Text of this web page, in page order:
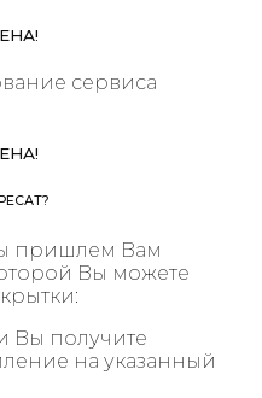
сервиса
пришлем Вам
Вы можете
Вы получите
на указанный